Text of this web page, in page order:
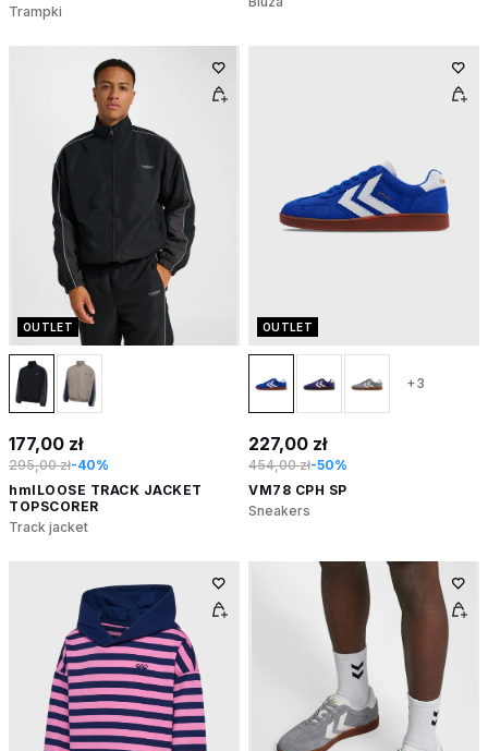
Trampki
OUTLET
177,00 zł
295,00 zł-40%
hmlLOOSE TRACK JACKET
TOPSCORER
Track jacket
OUTLET
+3
227,00 zł
454,00 zł-50%
VM78 CPH SP
Sneakers